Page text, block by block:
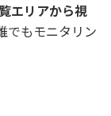
エリアから視
でもモニタリン